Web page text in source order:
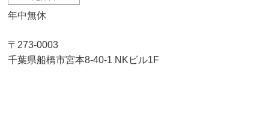
年中無休
〒273-0003
千葉県船橋市宮本8-40-1 NKビル1F